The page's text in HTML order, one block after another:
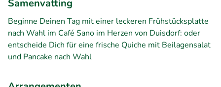
Samenvatting
Beginne Deinen Tag mit einer leckeren Frühstücksplatte
nach Wahl im Café Sano im Herzen von Duisdorf: oder
entscheide Dich für eine frische Quiche mit Beilagensalat
und Pancake nach Wahl